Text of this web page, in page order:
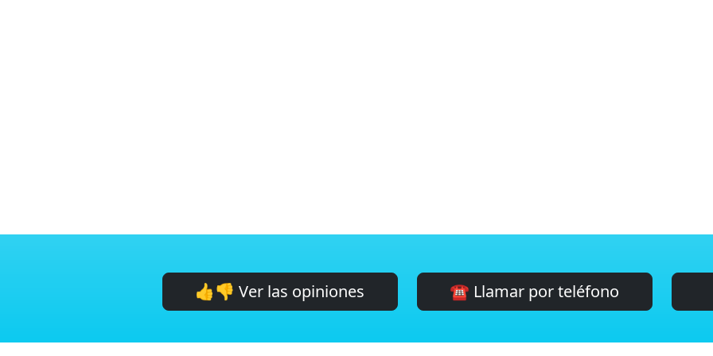
👍👎 Ver las opiniones ☎️ Llamar por teléfono